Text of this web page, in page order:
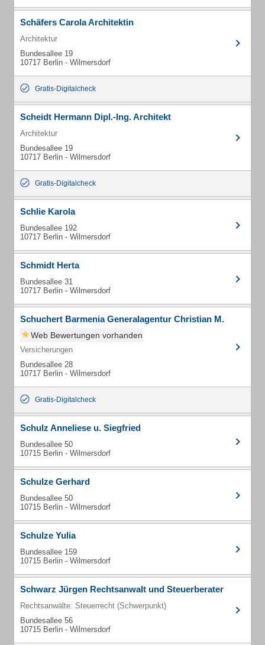
Schäfers Carola Architektin
Architektur
Bundesallee 19
10717 Berlin - Wilmersdorf
Gratis-Digitalcheck
Scheidt Hermann Dipl.-Ing. Architekt
Architektur
Bundesallee 19
10717 Berlin - Wilmersdorf
Gratis-Digitalcheck
Schlie Karola
Bundesallee 192
10717 Berlin - Wilmersdorf
Schmidt Herta
Bundesallee 31
10717 Berlin - Wilmersdorf
Schuchert Barmenia Generalagentur Christian M.
Web Bewertungen vorhanden
Versicherungen
Bundesallee 28
10717 Berlin - Wilmersdorf
Gratis-Digitalcheck
Schulz Anneliese u. Siegfried
Bundesallee 50
10715 Berlin - Wilmersdorf
Schulze Gerhard
Bundesallee 50
10715 Berlin - Wilmersdorf
Schulze Yulia
Bundesallee 159
10715 Berlin - Wilmersdorf
Schwarz Jürgen Rechtsanwalt und Steuerberater
Rechtsanwälte: Steuerrecht (Schwerpunkt)
Bundesallee 56
10715 Berlin - Wilmersdorf